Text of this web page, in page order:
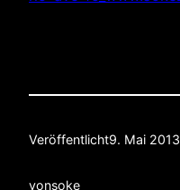
Veröffentlicht9. Mai 2013
vonsoke